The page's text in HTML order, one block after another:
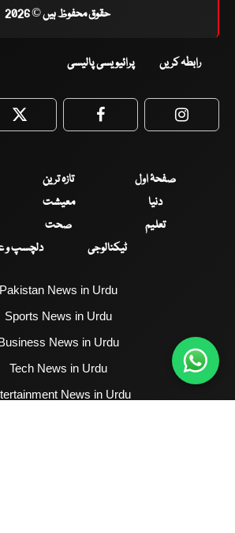
حقوق محفوظ ہیں © 2026
رابطہ کریں پرائیویسی پالیسی
Twitter Facebook
صفحۂ اول تازہ ترین
دنیا
معیشت
تعلیم
صحت
ٹیکنالوجی
دلچسپ و
Pakistan News in Urdu
Sports News in Urdu
News in Urdu
Tech News in Urdu
News in Urdu